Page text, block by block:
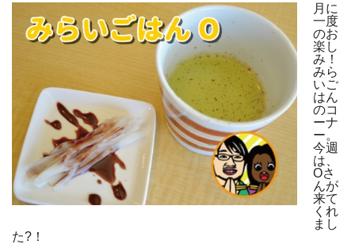
月に
一度
のお
楽し
み！
みら
いご
はん
のコ
ーナ
ー。
今週
は、
Oさ
んが
来て
くれ
まし
た?！